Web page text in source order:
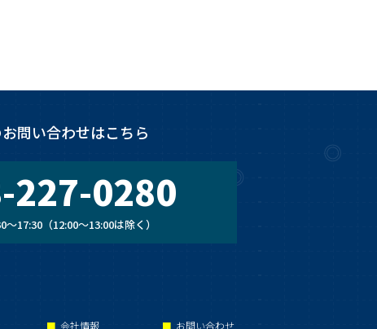
問い合わせはこちら
227-0280
〜17:30 （12:00〜13:00は除く）
会社情報 お問い合わせ